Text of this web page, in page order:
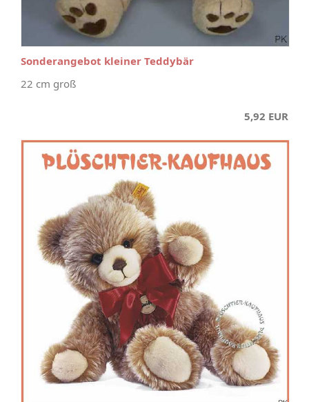
Sonderangebot kleiner Teddybär
22 cm groß
5,92 EUR